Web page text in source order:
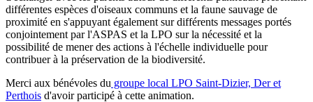
différentes espèces d'oiseaux communs et la faune sauvage de
proximité en s'appuyant également sur différents messages portés
conjointement par l'ASPAS et la LPO sur la nécessité et la
possibilité de mener des actions à l'échelle individuelle pour
contribuer à la préservation de la biodiversité.
Merci aux bénévoles du groupe local LPO Saint-Dizier, Der et
Perthois d'avoir participé à cette animation.